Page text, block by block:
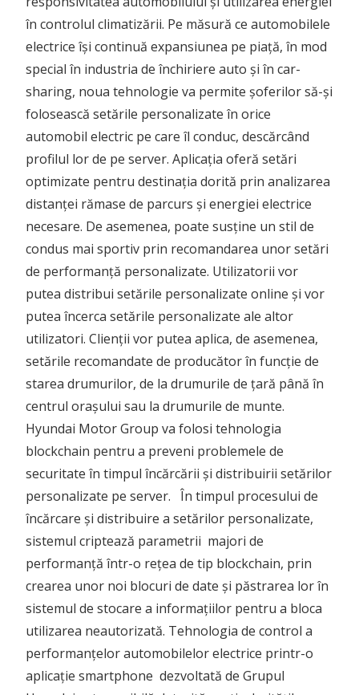
în controlul climatizării. Pe măsură ce automobilele
electrice își continuă expansiunea pe piață, în mod
special în industria de închiriere auto și în car-
sharing, noua tehnologie va permite șoferilor să-și
folosească setările personalizate în orice
automobil electric pe care îl conduc, descărcând
profilul lor de pe server. Aplicația oferă setări
optimizate pentru destinația dorită prin analizarea
distanței rămase de parcurs și energiei electrice
necesare. De asemenea, poate susține un stil de
condus mai sportiv prin recomandarea unor setări
de performanță personalizate. Utilizatorii vor
putea distribui setările personalizate online și vor
putea încerca setările personalizate ale altor
utilizatori. Clienții vor putea aplica, de asemenea,
setările recomandate de producător în funcție de
starea drumurilor, de la drumurile de țară până în
centrul orașului sau la drumurile de munte.
Hyundai Motor Group va folosi tehnologia
blockchain pentru a preveni problemele de
securitate în timpul încărcării și distribuirii setărilor
personalizate pe server. În timpul procesului de
încărcare și distribuire a setărilor personalizate,
sistemul criptează parametrii majori de
performanță într-o rețea de tip blockchain, prin
crearea unor noi blocuri de date și păstrarea lor în
sistemul de stocare a informațiilor pentru a bloca
utilizarea neautorizată. Tehnologia de control a
performanțelor automobilelor electrice printr-o
aplicație smartphone dezvoltată de Grupul